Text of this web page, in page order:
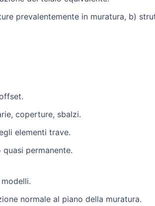
prevalentemente in muratura, b)
coperture, sbalzi.
elementi trave.
permanente.
normale al piano della muratura.